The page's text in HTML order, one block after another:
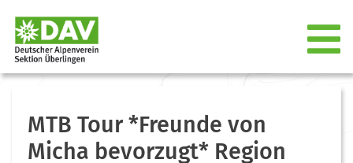
MTB Tour *Freunde von
Micha bevorzugt* Region